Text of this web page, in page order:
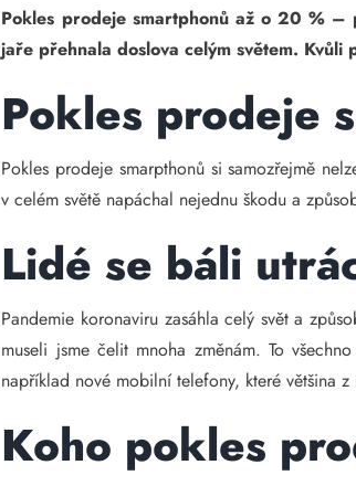
Pokles prodeje smartphonů až o 20 % –
jaře přehnala doslova celým světem.
Pokles prodeje
Pokles prodeje smarpthonů si samozřejmě
v celém světě napáchal nejednu škodu a
Lidé se báli
Pandemie koronaviru zasáhla celý svět a
museli jsme čelit mnoha změnám. To
například nové mobilní telefony, které většina
Koho pokles